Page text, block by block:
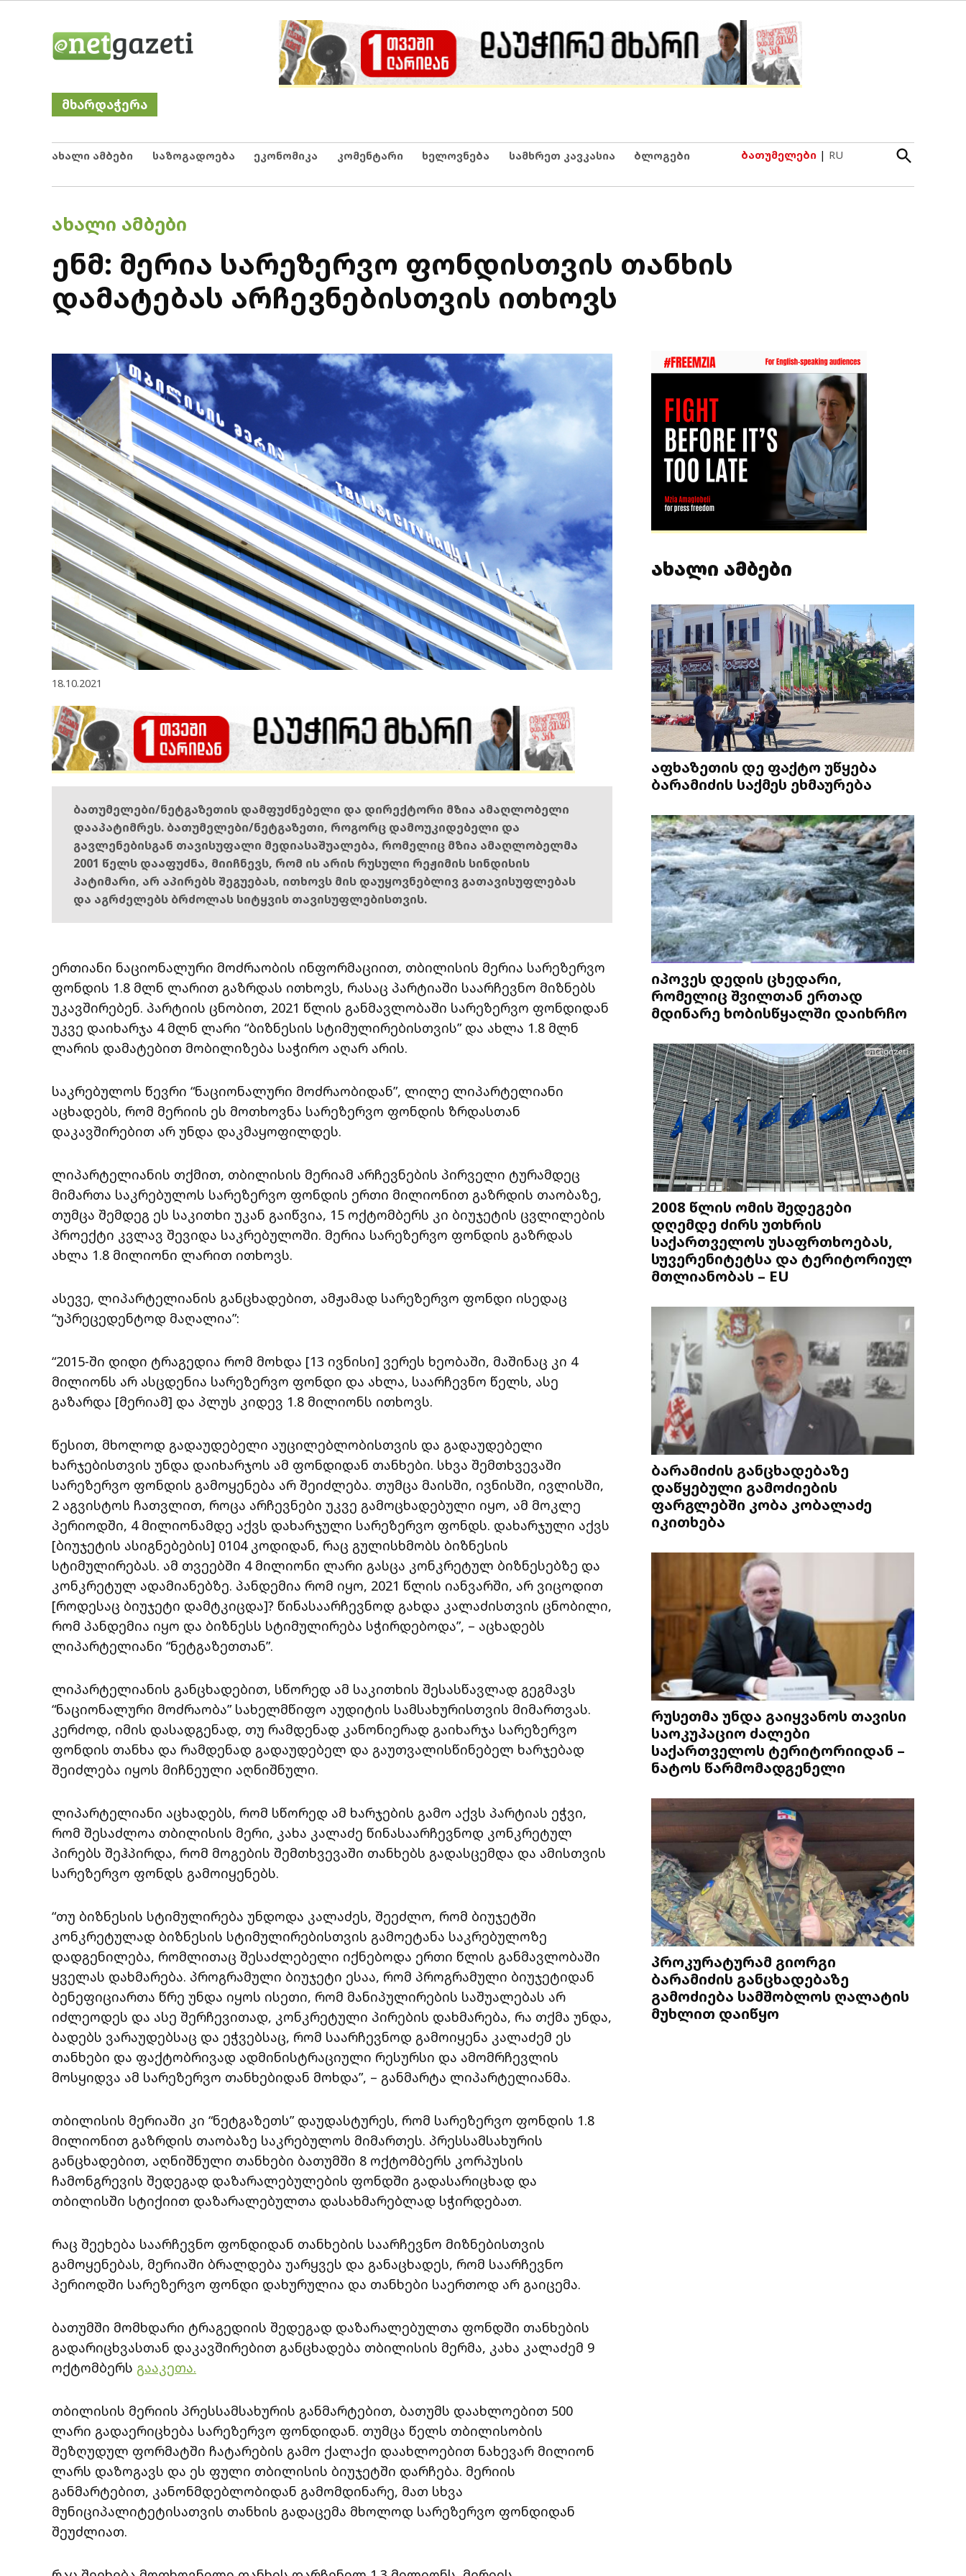
Netgazeti
მხარდაჭერა
ახალი ამბები საზოგადოება ეკონომიკა კომენტარი ხელოვნება სამხრეთ კავკასია ბლოგები ბათუმელები | RU
Open
Search
POSTED
ᲐᲮᲐᲚᲘ ᲐᲛᲑᲔᲑᲘ
ენმ: მერია სარეზერვო ფონდისთვის თანხის
დამატებას არჩევნებისთვის ითხოვს
18.10.2021
ბათუმელები/ნეტგაზეთის დამფუძნებელი და დირექტორი მზია ამაღლობელი
დააპატიმრეს. ბათუმელები/ნეტგაზეთი, როგორც დამოუკიდებელი და
გავლენებისგან თავისუფალი მედიასაშუალება, რომელიც მზია ამაღლობელმა
2001 წელს დააფუძნა, მიიჩნევს, რომ ის არის რუსული რეჟიმის სინდისის
პატიმარი, არ აპირებს შეგუებას, ითხოვს მის დაუყოვნებლივ გათავისუფლებას
და აგრძელებს ბრძოლას სიტყვის თავისუფლებისთვის.
ერთიანი ნაციონალური მოძრაობის ინფორმაციით, თბილისის მერია სარეზერვო
ფონდის 1.8 მლნ ლარით გაზრდას ითხოვს, რასაც პარტიაში საარჩევნო მიზნებს
უკავშირებენ. პარტიის ცნობით, 2021 წლის განმავლობაში სარეზერვო ფონდიდან
უკვე დაიხარჯა 4 მლნ ლარი “ბიზნესის სტიმულირებისთვის” და ახლა 1.8 მლნ
ლარის დამატებით მობილიზება საჭირო აღარ არის.
საკრებულოს წევრი “ნაციონალური მოძრაობიდან”, ლილე ლიპარტელიანი
აცხადებს, რომ მერიის ეს მოთხოვნა სარეზერვო ფონდის ზრდასთან
დაკავშირებით არ უნდა დაკმაყოფილდეს.
ლიპარტელიანის თქმით, თბილისის მერიამ არჩევნების პირველი ტურამდეც
მიმართა საკრებულოს სარეზერვო ფონდის ერთი მილიონით გაზრდის თაობაზე,
თუმცა შემდეგ ეს საკითხი უკან გაიწვია, 15 ოქტომბერს კი ბიუჯეტის ცვლილების
პროექტი კვლავ შევიდა საკრებულოში. მერია სარეზერვო ფონდის გაზრდას
ახლა 1.8 მილიონი ლარით ითხოვს.
ასევე, ლიპარტელიანის განცხადებით, ამჟამად სარეზერვო ფონდი ისედაც
“უპრეცედენტოდ მაღალია”:
“2015-ში დიდი ტრაგედია რომ მოხდა [13 ივნისი] ვერეს ხეობაში, მაშინაც კი 4
მილიონს არ ასცდენია სარეზერვო ფონდი და ახლა, საარჩევნო წელს, ასე
გაზარდა [მერიამ] და პლუს კიდევ 1.8 მილიონს ითხოვს.
წესით, მხოლოდ გადაუდებელი აუცილებლობისთვის და გადაუდებელი
ხარჯებისთვის უნდა დაიხარჯოს ამ ფონდიდან თანხები. სხვა შემთხვევაში
სარეზერვო ფონდის გამოყენება არ შეიძლება. თუმცა მაისში, ივნისში, ივლისში,
2 აგვისტოს ჩათვლით, როცა არჩევნები უკვე გამოცხადებული იყო, ამ მოკლე
პერიოდში, 4 მილიონამდე აქვს დახარჯული სარეზერვო ფონდს. დახარჯული აქვს
[ბიუჯეტის ასიგნებების] 0104 კოდიდან, რაც გულისხმობს ბიზნესის
სტიმულირებას. ამ თვეებში 4 მილიონი ლარი გასცა კონკრეტულ ბიზნესებზე და
კონკრეტულ ადამიანებზე. პანდემია რომ იყო, 2021 წლის იანვარში, არ ვიცოდით
[როდესაც ბიუჯეტი დამტკიცდა]? წინასაარჩევნოდ გახდა კალაძისთვის ცნობილი,
რომ პანდემია იყო და ბიზნესს სტიმულირება სჭირდებოდა”, – აცხადებს
ლიპარტელიანი “ნეტგაზეთთან”.
ლიპარტელიანის განცხადებით, სწორედ ამ საკითხის შესასწავლად გეგმავს
“ნაციონალური მოძრაობა” სახელმწიფო აუდიტის სამსახურისთვის მიმართვას.
კერძოდ, იმის დასადგენად, თუ რამდენად კანონიერად გაიხარჯა სარეზერვო
ფონდის თანხა და რამდენად გადაუდებელ და გაუთვალისწინებელ ხარჯებად
შეიძლება იყოს მიჩნეული აღნიშნული.
ლიპარტელიანი აცხადებს, რომ სწორედ ამ ხარჯების გამო აქვს პარტიას ეჭვი,
რომ შესაძლოა თბილისის მერი, კახა კალაძე წინასაარჩევნოდ კონკრეტულ
პირებს შეჰპირდა, რომ მოგების შემთხვევაში თანხებს გადასცემდა და ამისთვის
სარეზერვო ფონდს გამოიყენებს.
“თუ ბიზნესის სტიმულირება უნდოდა კალაძეს, შეეძლო, რომ ბიუჯეტში
კონკრეტულად ბიზნესის სტიმულირებისთვის გამოეტანა საკრებულოზე
დადგენილება, რომლითაც შესაძლებელი იქნებოდა ერთი წლის განმავლობაში
ყველას დახმარება. პროგრამული ბიუჯეტი ესაა, რომ პროგრამული ბიუჯეტიდან
ბენეფიციართა წრე უნდა იყოს ისეთი, რომ მანიპულირების საშუალებას არ
იძლეოდეს და ასე შერჩევითად, კონკრეტული პირების დახმარება, რა თქმა უნდა,
ბადებს ვარაუდებსაც და ეჭვებსაც, რომ საარჩევნოდ გამოიყენა კალაძემ ეს
თანხები და ფაქტობრივად ადმინისტრაციული რესურსი და ამომრჩევლის
მოსყიდვა ამ სარეზერვო თანხებიდან მოხდა”, – განმარტა ლიპარტელიანმა.
თბილისის მერიაში კი “ნეტგაზეთს” დაუდასტურეს, რომ სარეზერვო ფონდის 1.8
მილიონით გაზრდის თაობაზე საკრებულოს მიმართეს. პრესსამსახურის
განცხადებით, აღნიშნული თანხები ბათუმში 8 ოქტომბერს კორპუსის
ჩამონგრევის შედეგად დაზარალებულების ფონდში გადასარიცხად და
თბილისში სტიქიით დაზარალებულთა დასახმარებლად სჭირდებათ.
რაც შეეხება საარჩევნო ფონდიდან თანხების საარჩევნო მიზნებისთვის
გამოყენებას, მერიაში ბრალდება უარყვეს და განაცხადეს, რომ საარჩევნო
პერიოდში სარეზერვო ფონდი დახურულია და თანხები საერთოდ არ გაიცემა.
ბათუმში მომხდარი ტრაგედიის შედეგად დაზარალებულთა ფონდში თანხების
გადარიცხვასთან დაკავშირებით განცხადება თბილისის მერმა, კახა კალაძემ 9
ოქტომბერს გააკეთა.
თბილისის მერიის პრესსამსახურის განმარტებით, ბათუმს დაახლოებით 500
ლარი გადაერიცხება სარეზერვო ფონდიდან. თუმცა წელს თბილისობის
შეზღუდულ ფორმატში ჩატარების გამო ქალაქი დაახლოებით ნახევარ მილიონ
ლარს დაზოგავს და ეს ფული თბილისის ბიუჯეტში დარჩება. მერიის
განმარტებით, კანონმდებლობიდან გამომდინარე, მათ სხვა
მუნიციპალიტეტისათვის თანხის გადაცემა მხოლოდ სარეზერვო ფონდიდან
შეუძლიათ.
ახალი ამბები
აფხაზეთის დე ფაქტო უწყება
ბარამიძის საქმეს ეხმაურება
იპოვეს დედის ცხედარი,
რომელიც შვილთან ერთად
მდინარე ხობისწყალში დაიხრჩო
2008 წლის ომის შედეგები
დღემდე ძირს უთხრის
საქართველოს უსაფრთხოებას,
სუვერენიტეტსა და ტერიტორიულ
მთლიანობას – EU
ბარამიძის განცხადებაზე
დაწყებული გამოძიების
ფარგლებში კობა კობალაძე
იკითხება
რუსეთმა უნდა გაიყვანოს თავისი
საოკუპაციო ძალები
საქართველოს ტერიტორიიდან –
ნატოს წარმომადგენელი
პროკურატურამ გიორგი
ბარამიძის განცხადებაზე
გამოძიება სამშობლოს ღალატის
მუხლით დაიწყო